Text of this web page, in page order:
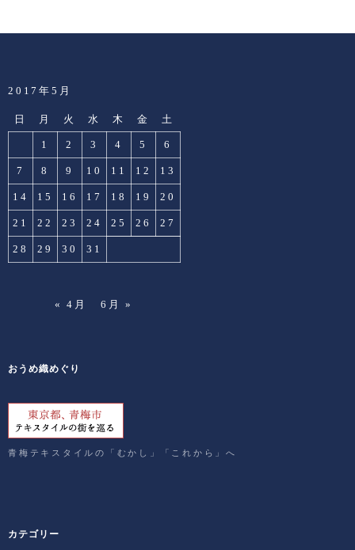
2017年5月
日 月 火 水 木 金 土
1 2 3 4 5 6
7 8 9 10 11 12 13
14 15 16 17 18 19 20
21 22 23 24 25 26 27
28 29 30 31
« 4月 6月 »
おうめ織めぐり
青梅テキスタイルの「むかし」「これから」へ
カテゴリー